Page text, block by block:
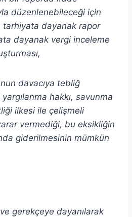
düzenlenebileceği için
tarhiyata dayanak rapor
dayanak vergi inceleme
davacıya tebliğ
hakkı, savunma
ilkesi ile çelişmeli
vermediği, bu eksikliğin
giderilmesinin mümkün
gerekçeye dayanılarak